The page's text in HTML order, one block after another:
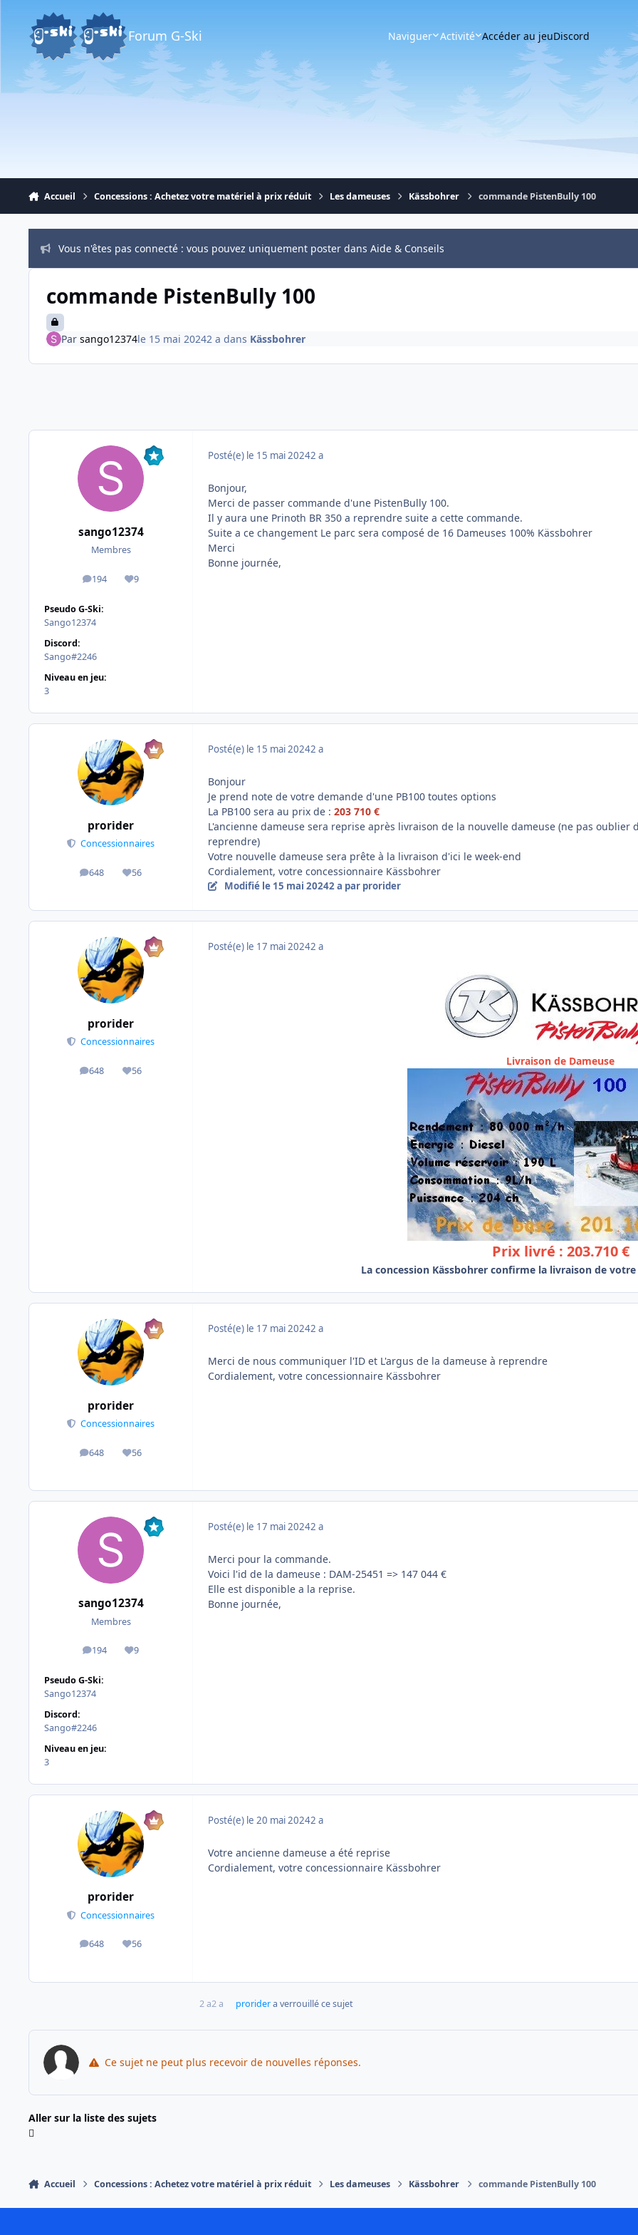
Forum G-Ski Naviguer Activité Accéder au jeuDiscord
Accueil Concessions : Achetez votre matériel à prix réduit Les dameuses Kässbohrer commande PistenBully 100
Vous n'êtes pas connecté : vous pouvez uniquement poster dans Aide & Conseils
commande PistenBully 100
Par sango12374le 15 mai 20242 a dans Kässbohrer
sango12374
Membres
194
messages9
Réputation
Pseudo G-Ski:
Sango12374
Discord:
Sango#2246
Niveau en jeu:
3
Posté(e) le 15 mai 20242 a
Bonjour,
Merci de passer commande d'une PistenBully 100.
Il y aura une Prinoth BR 350 a reprendre suite a cette commande.
Suite a ce changement Le parc sera composé de 16 Dameuses 100% Kässbohrer
Merci
Bonne journée,
prorider
Concessionnaires
648
messages56
Réputation
Posté(e) le 15 mai 20242 a
Bonjour
Je prend note de votre demande d'une PB100 toutes options
La PB100 sera au prix de : 203 710 €
L'ancienne dameuse sera reprise après livraison de la nouvelle dameuse (ne pas
reprendre)
Votre nouvelle dameuse sera prête à la livraison d'ici le week-end
Cordialement, votre concessionnaire Kässbohrer
Modifié le 15 mai 20242 a par prorider
prorider
Concessionnaires
648
messages56
Réputation
Posté(e) le 17 mai 20242 a
Livraison de Dameuse
Prix livré : 203.710 €
La concession Kässbohrer confirme la livraison de
prorider
Concessionnaires
648
messages56
Réputation
Posté(e) le 17 mai 20242 a
Merci de nous communiquer l'ID et L'argus de la dameuse à reprendre
Cordialement, votre concessionnaire Kässbohrer
sango12374
Membres
194
messages9
Réputation
Pseudo G-Ski:
Sango12374
Discord:
Sango#2246
Niveau en jeu:
3
Posté(e) le 17 mai 20242 a
Merci pour la commande.
Voici l'id de la dameuse : DAM-25451 => 147 044 €
Elle est disponible a la reprise.
Bonne journée,
prorider
Concessionnaires
648
messages56
Réputation
Posté(e) le 20 mai 20242 a
Votre ancienne dameuse a été reprise
Cordialement, votre concessionnaire Kässbohrer
2 a2 a proridera verrouillé ce sujet
Ce sujet ne peut plus recevoir de nouvelles réponses.
Aller sur la liste des sujets
Accueil Concessions : Achetez votre matériel à prix réduit Les dameuses Kässbohrer commande PistenBully 100